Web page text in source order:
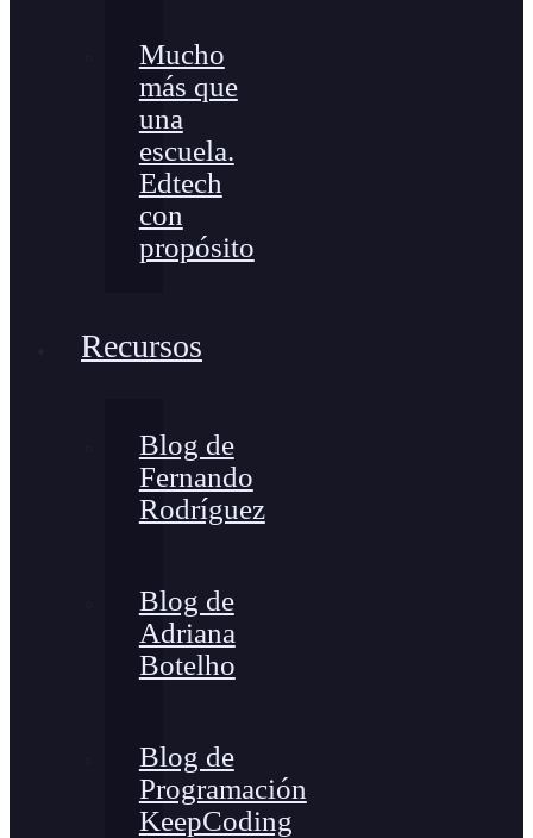
Mucho
más que
una
escuela.
Edtech
con
propósito
Recursos
Blog de
Fernando
Rodríguez
Blog de
Adriana
Botelho
Blog de
Programación
KeepCoding